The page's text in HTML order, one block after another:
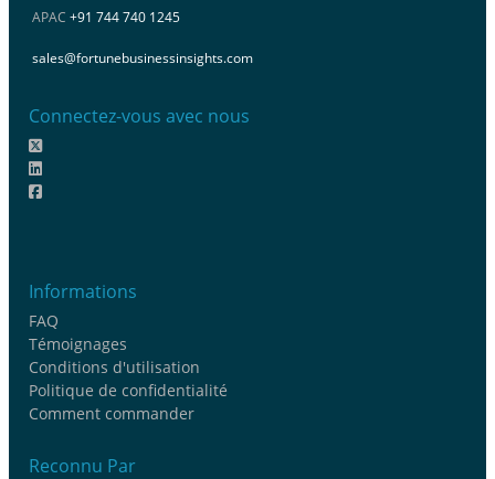
APAC +91 744 740 1245
sales@fortunebusinessinsights.com
Connectez-vous avec nous
Informations
FAQ
Témoignages
Conditions d'utilisation
Politique de confidentialité
Comment commander
Reconnu Par